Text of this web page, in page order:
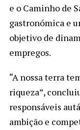
e o Caminho de
gastronómica e
objetivo de
empregos.
“A nossa terra
riqueza”,
responsáveis
ambição e